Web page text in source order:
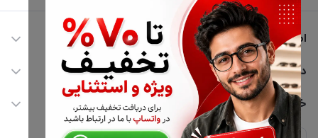
اطلاعات تماس
02177116909
info@civiliha.com
ارسال فوری در تهران + ارسال به سراسر کشور
دسترسی سریع
حساب کاربری
مجله فروشگاه
خدمات مشتریان
حریم خصوصی